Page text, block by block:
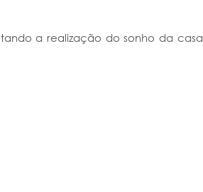
a realização do sonho da casa